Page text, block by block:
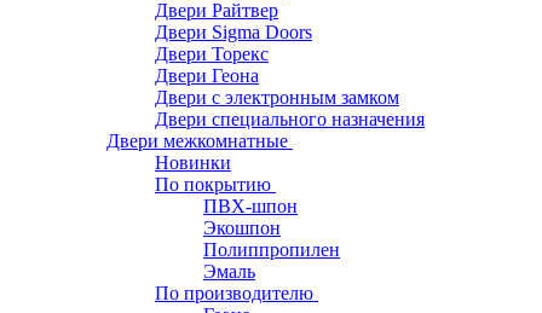
Двери Райтвер
Двери Sigma Doors
Двери Торекс
Двери Геона
Двери с электронным замком
Двери специального назначения
Двери межкомнатные
Новинки
По покрытию
ПВХ-шпон
Экошпон
Полиппропилен
Эмаль
По производителю